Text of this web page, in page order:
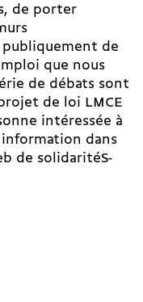
de porter
de
que nous
de débats sont
de loi LMCE
intéressée à
dans
de solidaritéS-